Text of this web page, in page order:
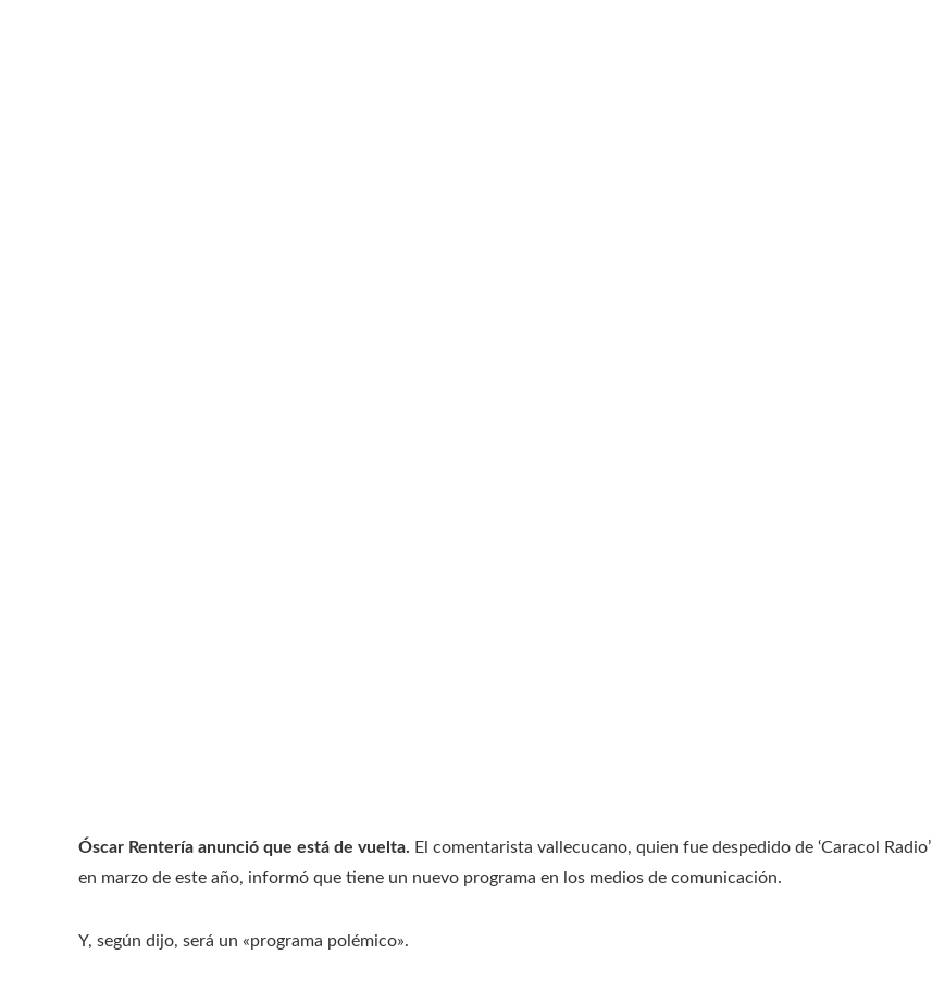
Óscar Rentería anunció que está de vuelta. El comentarista vallecucano, quien fue despedido de ‘Caracol Radio’
en marzo de este año, informó que tiene un nuevo programa en los medios de comunicación.
Y, según dijo, será un «programa polémico».